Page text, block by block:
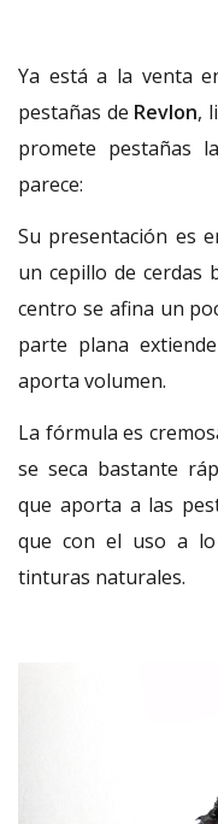
Ya está a la venta
pestañas de Revlon,
promete pestañas
parece:
Su presentación es
un cepillo de cerdas
centro se afina un
parte plana
aporta volumen.
La fórmula es
se seca bastante
que aporta a las
que con el uso a
tinturas naturales.